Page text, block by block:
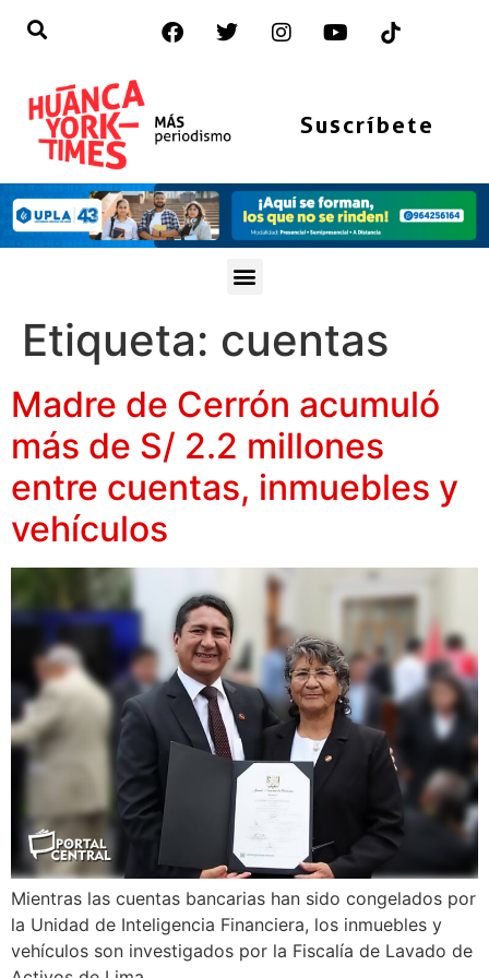
Suscríbete
Etiqueta: cuentas
Madre de Cerrón acumuló
más de S/ 2.2 millones
entre cuentas, inmuebles y
vehículos
Mientras las cuentas bancarias han sido congelados por
la Unidad de Inteligencia Financiera, los inmuebles y
vehículos son investigados por la Fiscalía de Lavado de